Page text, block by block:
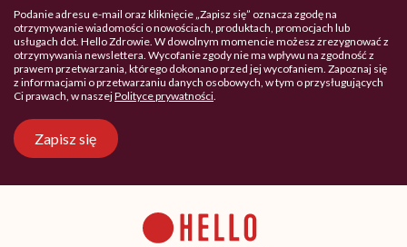
Podanie adresu e-mail oraz kliknięcie „Zapisz się” oznacza zgodę na
otrzymywanie wiadomości o nowościach, produktach, promocjach lub
usługach dot. Hello Zdrowie. W dowolnym momencie możesz zrezygnować z
otrzymywania newslettera. Wycofanie zgody nie ma wpływu na zgodność z
prawem przetwarzania, którego dokonano przed jej wycofaniem. Zapoznaj się
z informacjami o przetwarzaniu danych osobowych, w tym o przysługujących
Ci prawach, w naszejPolityce prywatności.
Zapisz się